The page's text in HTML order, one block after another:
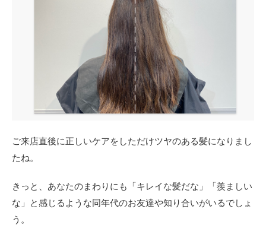
ご来店直後に正しいケアをしただけツヤのある髪になりまし
たね。
きっと、あなたのまわりにも「キレイな髪だな」「羨ましい
な」と感じるような同年代のお友達や知り合いがいるでしょ
う。